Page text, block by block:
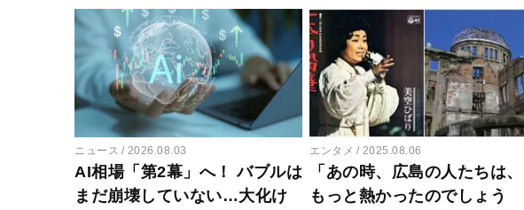
ニュース 2026.08.03
AI相場「第2幕」へ！ バブルは
まだ崩壊していない…大化け
エンタメ 2025.08.06
「あの時、広島の人たちは、
もっと熱かったのでしょう